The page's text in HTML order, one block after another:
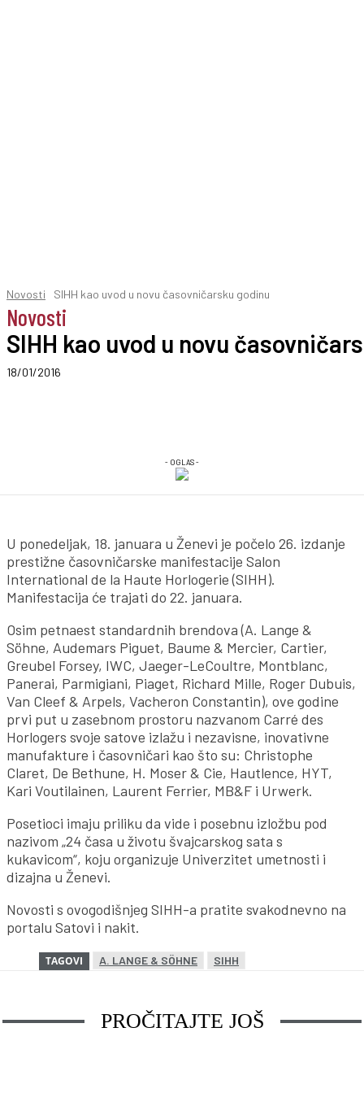
Novosti SIHH kao uvod u novu časovničarsku godinu
Novosti
SIHH kao uvod u novu
18/01/2016
- OGLAS -
U ponedeljak, 18. januara u Ženevi je počelo 26. izdanje
prestižne časovničarske manifestacije Salon
International de la Haute Horlogerie (SIHH).
Manifestacija će trajati do 22. januara.
Osim petnaest standardnih brendova (A. Lange &
Söhne, Audemars Piguet, Baume & Mercier, Cartier,
Greubel Forsey, IWC, Jaeger-LeCoultre, Montblanc,
Panerai, Parmigiani, Piaget, Richard Mille, Roger Dubuis,
Van Cleef & Arpels, Vacheron Constantin), ove godine
prvi put u zasebnom prostoru nazvanom Carré des
Horlogers svoje satove izlažu i nezavisne, inovativne
manufakture i časovničari kao što su: Christophe
Claret, De Bethune, H. Moser & Cie, Hautlence, HYT,
Kari Voutilainen, Laurent Ferrier, MB&F i Urwerk.
Posetioci imaju priliku da vide i posebnu izložbu pod
nazivom „24 časa u životu švajcarskog sata s
kukavicom“, koju organizuje Univerzitet umetnosti i
dizajna u Ženevi.
Novosti s ovogodišnjeg SIHH-a pratite svakodnevno na
portalu Satovi i nakit.
TAGOVI A. LANGE & SÖHNE SIHH
PROČITAJTE JOŠ